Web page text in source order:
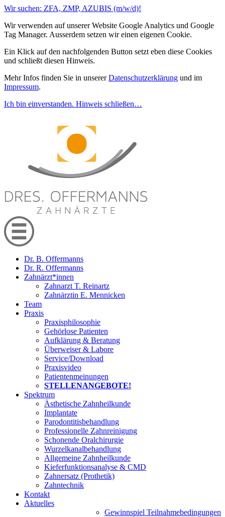
Wir suchen: ZFA, ZMP, AZUBIS (m/w/d)!
Wir verwenden auf unserer Website Google Analytics und Google
Tag Manager. Ausserdem setzen wir einen eigenen Cookie.
Ein Klick auf den nachfolgenden Button setzt eben diese Cookies
und schließt diesen Hinweis.
Mehr Infos finden Sie in unsererDatenschutzerklärung und im
Impressum.
Ich bin einverstanden. Hinweis schließen…
Dr. B. Offermanns
Dr. R. Offermanns
Zahnärzt*innen
Zahnarzt T. Reinartz
Zahnärztin E. Mennicken
Team
Praxis
Praxisphilosophie
Gehörlose Patienten
Aufklärung & Beratung
Überweiser & Labore
Service/Download
Praxisvideo
Patientenmeinungen
STELLENANGEBOTE!
Spektrum
Ästhetische Zahnheilkunde
Implantate
Parodontitisbehandlung
Professionelle Zahnreinigung
Schonende Oralchirurgie
Wurzelkanalbehandlung
Allgemeine Zahnheilkunde
Kieferfunktionsanalyse & CMD
Zahnersatz (Prothetik)
Zahntechnik
Kontakt
Aktuelles
Gewinnspiel Teilnahmebedingungen